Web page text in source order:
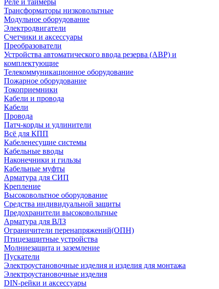
Реле и таймеры
Трансформаторы низковольтные
Модульное оборудование
Электродвигатели
Счетчики и аксессуары
Преобразователи
Устройства автоматического ввода резерва (АВР) и
комплектующие
Телекоммуникационное оборудование
Пожарное оборудование
Токоприемники
Кабели и провода
Кабели
Провода
Патч-корды и удлинители
Всё для КПП
Кабеленесущие системы
Кабельные вводы
Наконечники и гильзы
Кабельные муфты
Арматура для СИП
Крепление
Высоковольтное оборудование
Средства индивидуальной защиты
Предохранители высоковольтные
Арматура для ВЛЗ
Ограничители перенапряжений(ОПН)
Птицезащитные устройства
Молниезащита и заземление
Пускатели
Электроустановочные изделия и изделия для монтажа
Электроустановочные изделия
DIN-рейки и аксессуары